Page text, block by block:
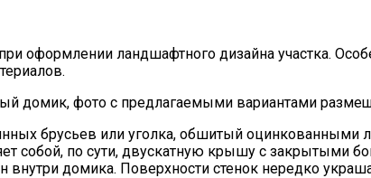
оформлении ландшафтного дизайна участка.
домик, фото с предлагаемыми вариантами
брусьев или уголка, обшитый оцинкованными
собой, по сути, двускатную крышу с закрытыми
внутри домика. Поверхности стенок нередко